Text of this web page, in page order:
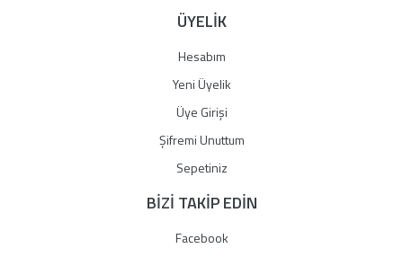
ÜYELİK
Hesabım
Yeni Üyelik
Üye Girişi
Şifremi Unuttum
Sepetiniz
BİZİ TAKİP EDİN
Facebook